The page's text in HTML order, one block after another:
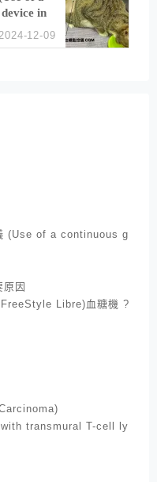
in
12-09
(Use of a continuous
因
Libre)血糖機 ?
with transmural T-cell